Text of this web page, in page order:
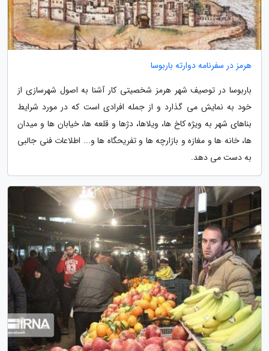
هرمز در سفرنامه دوارته باربوسا
باربوسا در توصیف شهر هرمز شخصیتی کار آشنا به اصول شهرسازی از
خود به نمایش می گذارد و از جمله افرادی است که در مورد شرایط
بناهای شهر به ویژه کاخ ها، ویلاها، دژها و قلعه ها، خیابان ها و میدان
ها، خانه ها و مغازه و بازارچه ها و تفریحگاه ها و... اطلاعات فنی جالبی
به دست می دهد.